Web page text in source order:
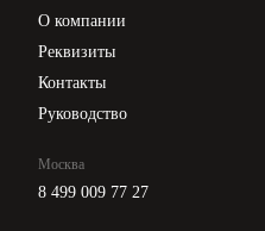
О компании
Реквизиты
Контакты
Руководство
Москва
8 499 009 77 27